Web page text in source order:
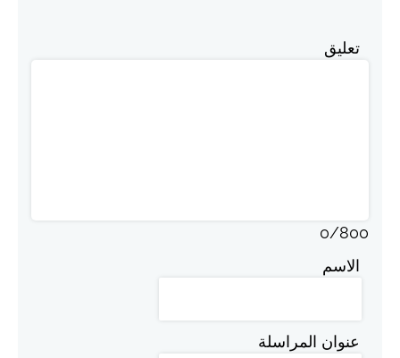
تعليق
0/800
الاسم
عنوان المراسلة